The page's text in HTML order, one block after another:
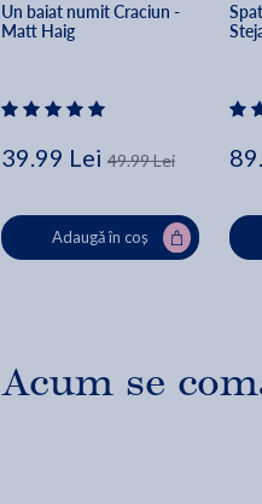
Un baiat numit Craciun -
Matt Haig
39.99 Lei 49.99 Lei
Adaugă în coș
Acum se